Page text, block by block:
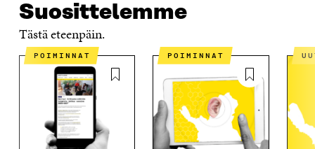
Suosittelemme
Tästä eteenpäin.
POIMINNAT POIMINNAT